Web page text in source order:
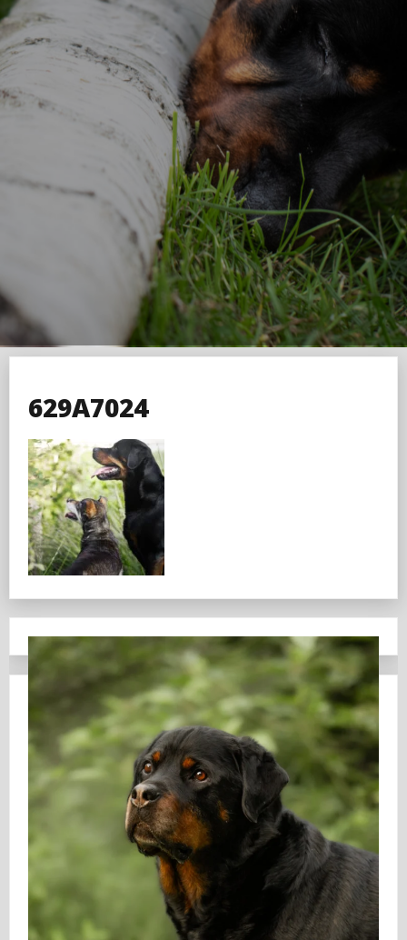
629A7024